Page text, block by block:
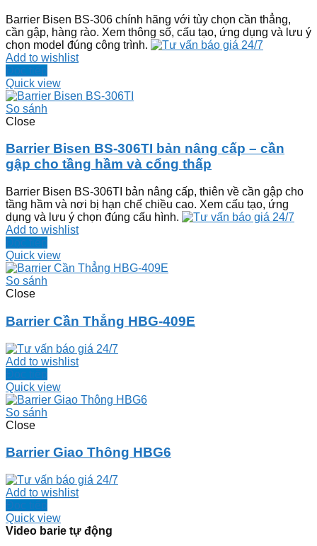
Barrier Bisen BS-306 chính hãng với tùy chọn cần thẳng,
cần gập, hàng rào. Xem thông số, cấu tạo, ứng dụng và lưu ý
chọn model đúng công trình.
Add to wishlist
Đọc tiếp
Quick view
So sánh
Close
Barrier Bisen BS-306TI bản nâng cấp – cần
gập cho tầng hầm và cổng thấp
Barrier Bisen BS-306TI bản nâng cấp, thiên về cần gập cho
tầng hầm và nơi bị hạn chế chiều cao. Xem cấu tạo, ứng
dụng và lưu ý chọn đúng cấu hình.
Add to wishlist
Đọc tiếp
Quick view
So sánh
Close
Barrier Cần Thẳng HBG-409E
Add to wishlist
Đọc tiếp
Quick view
So sánh
Close
Barrier Giao Thông HBG6
Add to wishlist
Đọc tiếp
Quick view
Video barie tự động